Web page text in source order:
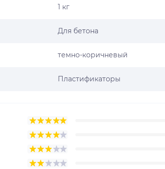
1 кг
Для бетона
темно-коричневый
Пластификаторы